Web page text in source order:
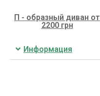
П - образный диван от
2200 грн
Информация